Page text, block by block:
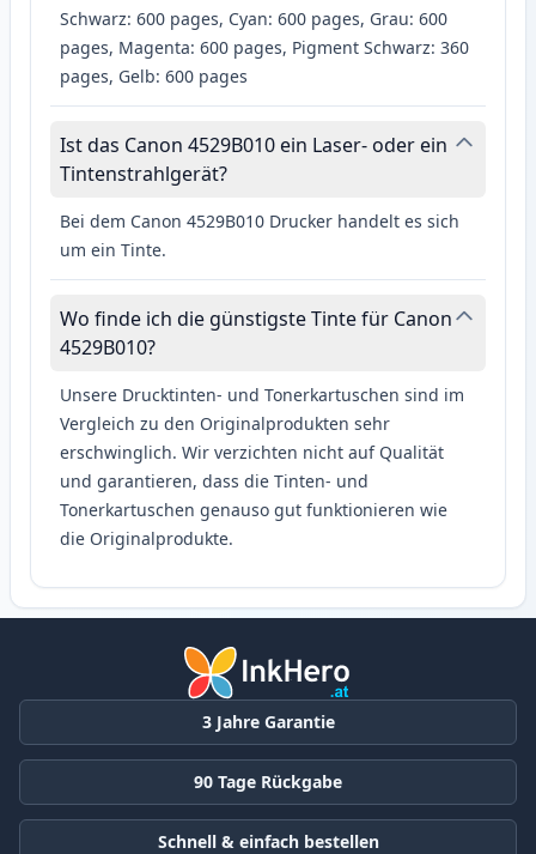
Schwarz: 600 pages, Cyan: 600 pages, Grau: 600
pages, Magenta: 600 pages, Pigment Schwarz: 360
pages, Gelb: 600 pages
Ist das Canon 4529B010 ein Laser- oder ein
Tintenstrahlgerät?
Bei dem Canon 4529B010 Drucker handelt es sich
um ein Tinte.
Wo finde ich die günstigste Tinte für Canon
4529B010?
Unsere Drucktinten- und Tonerkartuschen sind im
Vergleich zu den Originalprodukten sehr
erschwinglich. Wir verzichten nicht auf Qualität
und garantieren, dass die Tinten- und
Tonerkartuschen genauso gut funktionieren wie
die Originalprodukte.
3 Jahre Garantie
90 Tage Rückgabe
Schnell & einfach bestellen